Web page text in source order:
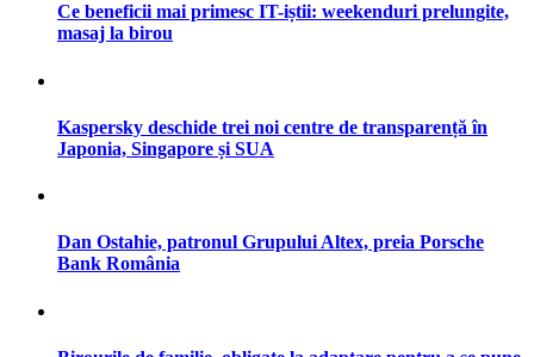
Ce beneficii mai primesc IT-iștii: weekenduri prelungite,
masaj la birou
Kaspersky deschide trei noi centre de transparență în
Japonia, Singapore și SUA
Dan Ostahie, patronul Grupului Altex, preia Porsche
Bank România